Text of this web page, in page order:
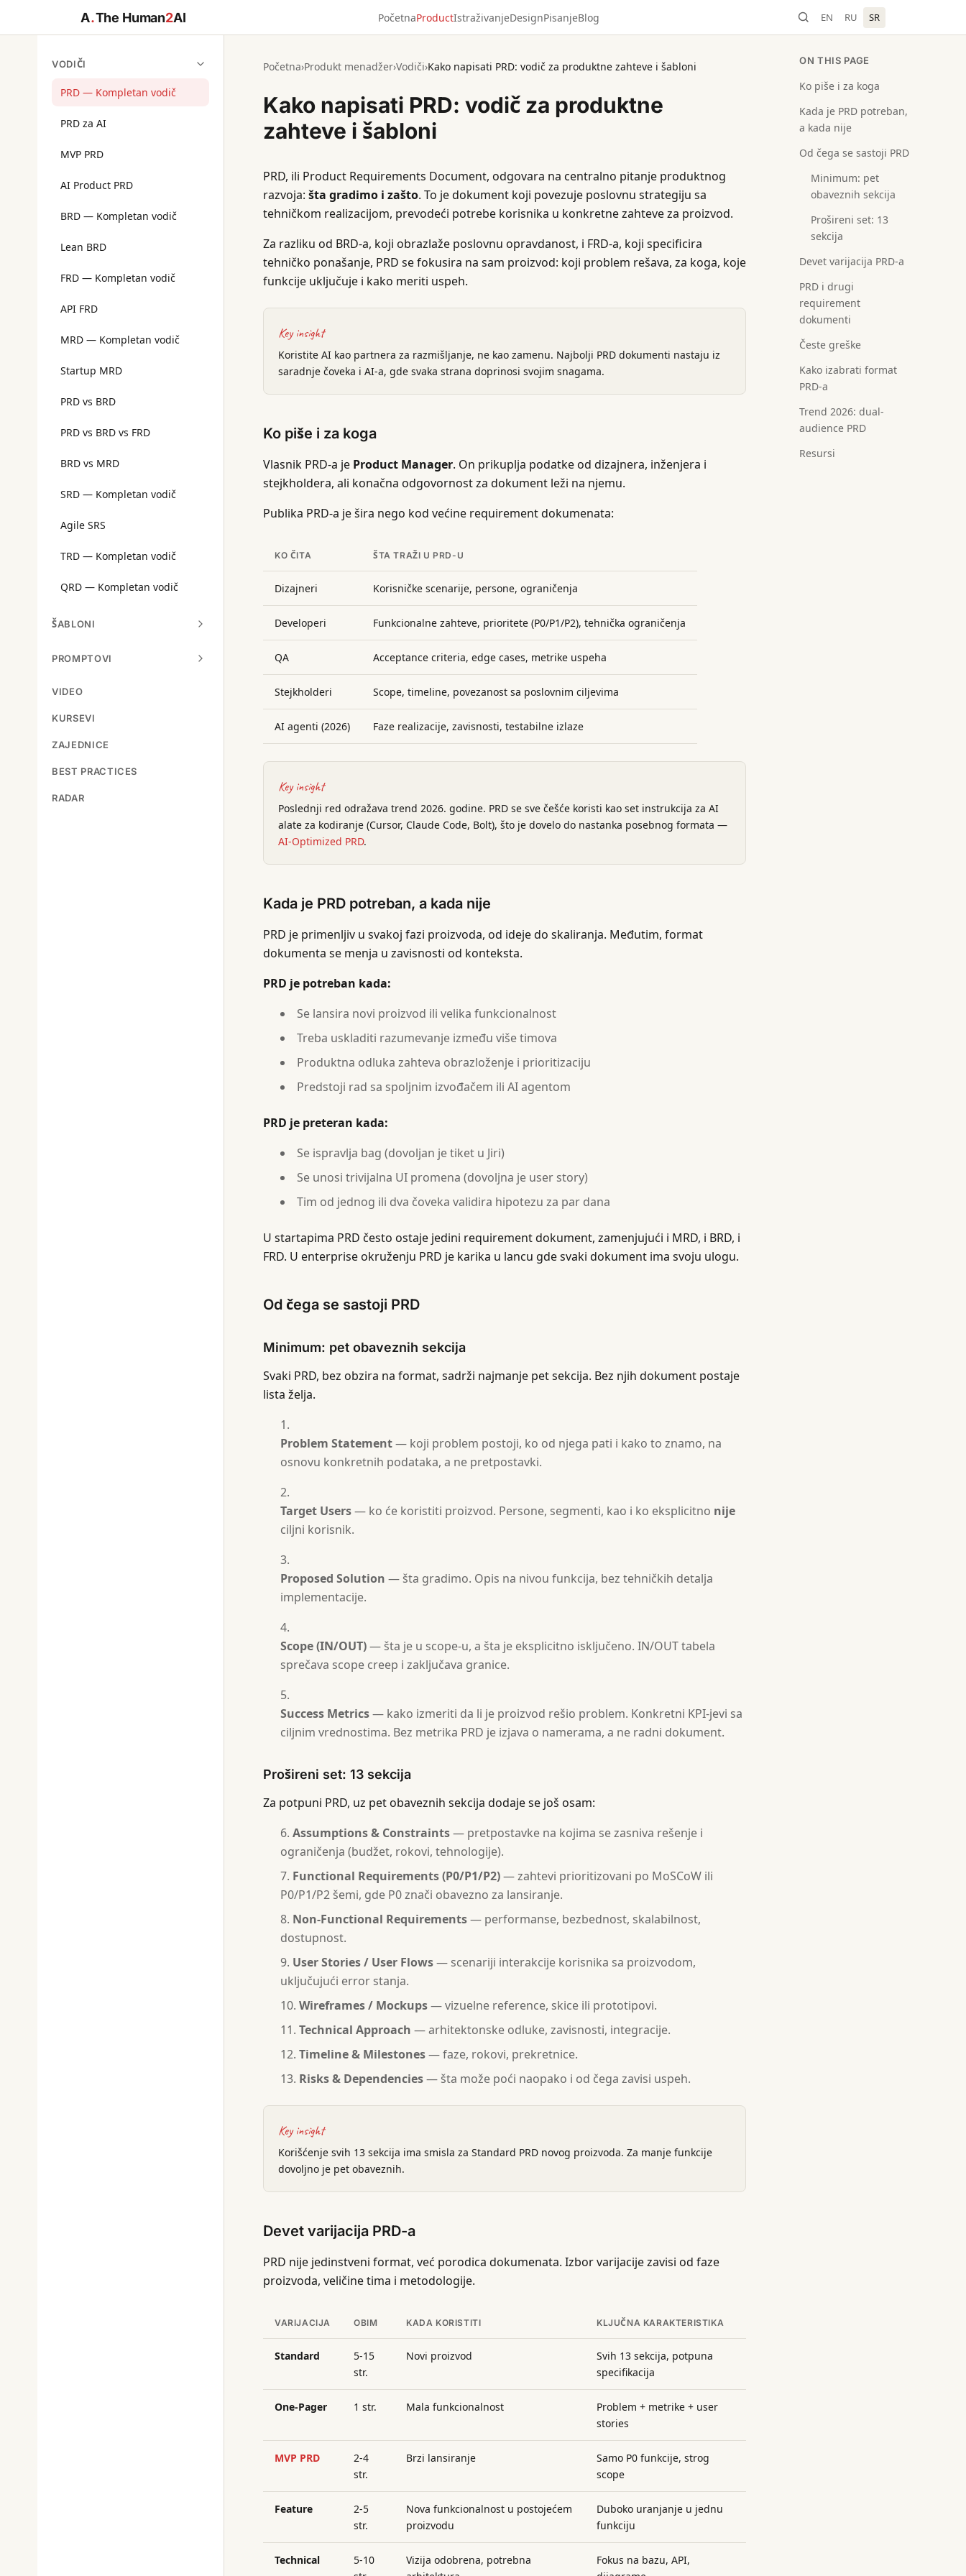
A.The Human2AI PočetnaProductIstraživanjeDesignPisanjeBlog EN RU SR
VODIČI
PRD — Kompletan vodič
PRD za AI
MVP PRD
AI Product PRD
BRD — Kompletan vodič
Lean BRD
FRD — Kompletan vodič
API FRD
MRD — Kompletan vodič
Startup MRD
PRD vs BRD
PRD vs BRD vs FRD
BRD vs MRD
SRD — Kompletan vodič
Agile SRS
TRD — Kompletan vodič
QRD — Kompletan vodič
ŠABLONI
PROMPTOVI
VIDEO
KURSEVI
ZAJEDNICE
BEST PRACTICES
RADAR
Početna›Produkt menadžer›Vodiči›Kako napisati PRD: vodič za produktne zahteve i šabloni
Kako napisati PRD: vodič za produktne
zahteve i šabloni
PRD, ili Product Requirements Document, odgovara na centralno pitanje produktnog
razvoja: šta gradimo i zašto. To je dokument koji povezuje poslovnu strategiju sa
tehničkom realizacijom, prevodeći potrebe korisnika u konkretne zahteve za proizvod.
Za razliku od BRD-a, koji obrazlaže poslovnu opravdanost, i FRD-a, koji specificira
tehničko ponašanje, PRD se fokusira na sam proizvod: koji problem rešava, za koga, koje
funkcije uključuje i kako meriti uspeh.
Key insight
Koristite AI kao partnera za razmišljanje, ne kao zamenu. Najbolji PRD dokumenti nastaju iz
saradnje čoveka i AI-a, gde svaka strana doprinosi svojim snagama.
Ko piše i za koga
Vlasnik PRD-a je Product Manager. On prikuplja podatke od dizajnera, inženjera i
stejkholdera, ali konačna odgovornost za dokument leži na njemu.
Publika PRD-a je šira nego kod većine requirement dokumenata:
KO ČITA ŠTA TRAŽI U PRD-U
Dizajneri Korisničke scenarije, persone, ograničenja
Developeri Funkcionalne zahteve, prioritete (P0/P1/P2), tehnička ograničenja
QA Acceptance criteria, edge cases, metrike uspeha
Stejkholderi Scope, timeline, povezanost sa poslovnim ciljevima
AI agenti (2026) Faze realizacije, zavisnosti, testabilne izlaze
Key insight
Poslednji red odražava trend 2026. godine. PRD se sve češće koristi kao set instrukcija za AI
alate za kodiranje (Cursor, Claude Code, Bolt), što je dovelo do nastanka posebnog formata —
AI-Optimized PRD.
Kada je PRD potreban, a kada nije
PRD je primenljiv u svakoj fazi proizvoda, od ideje do skaliranja. Međutim, format
dokumenta se menja u zavisnosti od konteksta.
PRD je potreban kada:
Se lansira novi proizvod ili velika funkcionalnost
Treba uskladiti razumevanje između više timova
Produktna odluka zahteva obrazloženje i prioritizaciju
Predstoji rad sa spoljnim izvođačem ili AI agentom
PRD je preteran kada:
Se ispravlja bag (dovoljan je tiket u Jiri)
Se unosi trivijalna UI promena (dovoljna je user story)
Tim od jednog ili dva čoveka validira hipotezu za par dana
U startapima PRD često ostaje jedini requirement dokument, zamenjujući i MRD, i BRD, i
FRD. U enterprise okruženju PRD je karika u lancu gde svaki dokument ima svoju ulogu.
Od čega se sastoji PRD
Minimum: pet obaveznih sekcija
Svaki PRD, bez obzira na format, sadrži najmanje pet sekcija. Bez njih dokument postaje
lista želja.
Problem Statement— koji problem postoji, ko od njega pati i kako to znamo, na
osnovu konkretnih podataka, a ne pretpostavki.
Target Users— ko će koristiti proizvod. Persone, segmenti, kao i ko eksplicitno nije
ciljni korisnik.
Proposed Solution — šta gradimo. Opis na nivou funkcija, bez tehničkih detalja
implementacije.
Scope (IN/OUT)— šta je u scope-u, a šta je eksplicitno isključeno. IN/OUT tabela
sprečava scope creep i zaključava granice.
Success Metrics— kako izmeriti da li je proizvod rešio problem. Konkretni KPI-jevi sa
ciljnim vrednostima. Bez metrika PRD je izjava o namerama, a ne radni dokument.
Prošireni set: 13 sekcija
Za potpuni PRD, uz pet obaveznih sekcija dodaje se još osam:
Assumptions & Constraints— pretpostavke na kojima se zasniva rešenje i
ograničenja (budžet, rokovi, tehnologije).
Functional Requirements (P0/P1/P2)— zahtevi prioritizovani po MoSCoW ili
P0/P1/P2 šemi, gde P0 znači obavezno za lansiranje.
Non-Functional Requirements— performanse, bezbednost, skalabilnost,
dostupnost.
User Stories / User Flows— scenariji interakcije korisnika sa proizvodom,
uključujući error stanja.
Wireframes / Mockups— vizuelne reference, skice ili prototipovi.
Technical Approach — arhitektonske odluke, zavisnosti, integracije.
Timeline & Milestones— faze, rokovi, prekretnice.
Risks & Dependencies— šta može poći naopako i od čega zavisi uspeh.
Key insight
Korišćenje svih 13 sekcija ima smisla za Standard PRD novog proizvoda. Za manje funkcije
dovoljno je pet obaveznih.
Devet varijacija PRD-a
PRD nije jedinstveni format, već porodica dokumenata. Izbor varijacije zavisi od faze
proizvoda, veličine tima i metodologije.
VARIJACIJA OBIM KADA KORISTITI KLJUČNA KARAKTERISTIKA
Standard
5-15
str.
Novi proizvod
Svih 13 sekcija, potpuna
specifikacija
One-Pager 1 str. Mala funkcionalnost
Problem + metrike + user
stories
MVP PRD
2-4
str.
Brzi lansiranje
Samo P0 funkcije, strog
scope
Feature
2-5
str.
Nova funkcionalnost u postojećem
proizvodu
Duboko uranjanje u jednu
funkciju
Technical
5-10
Vizija odobrena, potrebna
Fokus na bazu, API,
ON THIS PAGE
Ko piše i za koga
Kada je PRD potreban,
a kada nije
Od čega se sastoji PRD
Minimum: pet
obaveznih sekcija
Prošireni set: 13
sekcija
Devet varijacija PRD-a
PRD i drugi
requirement
dokumenti
Česte greške
Kako izabrati format
PRD-a
Trend 2026: dual-
audience PRD
Resursi